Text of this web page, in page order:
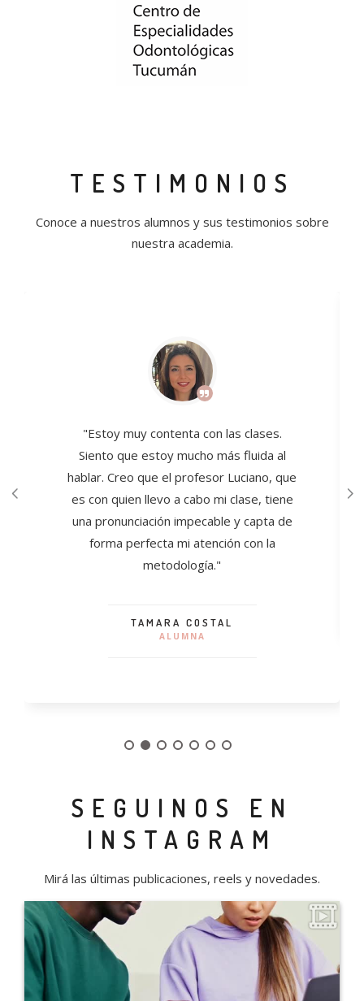
TESTIMONIOS
Conoce a nuestros alumnos y sus testimonios sobre
nuestra academia.
"Estoy muy contenta con las clases.
Siento que estoy mucho más fluida al
hablar. Creo que el profesor Luciano, que
es con quien llevo a cabo mi clase, tiene
una pronunciación impecable y capta de
forma perfecta mi atención con la
metodología."
TAMARA COSTAL
ALUMNA
SEGUINOS EN
INSTAGRAM
Mirá las últimas publicaciones, reels y novedades.
10
Sabemos que nuestra propuesta no es para todo el mundo. Por
eso, antes de ingresar, te entrevistamos para entender si este es
realmente el espacio para vos… y si también sos el tipo de